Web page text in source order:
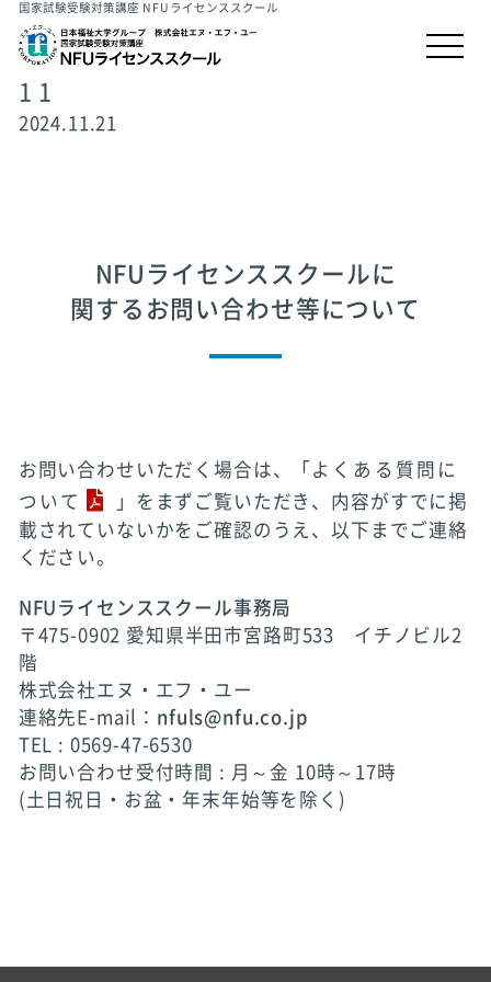
国家試験受験対策講座 NFUライセンススクール
1 1
2024.11.21
NFUライセンススクールに
関するお問い合わせ等について
お問い合わせいただく場合は、「 よくある質問に
ついて
」をまずご覧いただき、内容がすでに掲
載されていないかをご確認のうえ、以下までご連絡
ください。
NFUライセンススクール事務局
〒475-0902 愛知県半田市宮路町533 イチノビル2
階
株式会社エヌ・エフ・ユー
連絡先E-mail： nfuls@nfu.co.jp
TEL : 0569-47-6530
お問い合わせ受付時間 : 月～金 10時～17時
(土日祝日・お盆・年末年始等を除く)